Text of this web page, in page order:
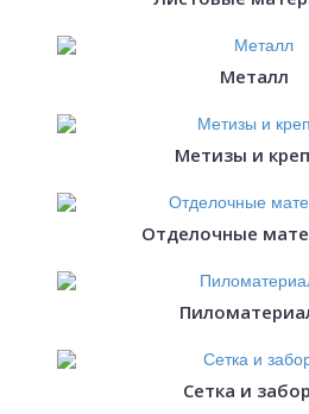
Металл
Метизы и
Отделочные
Сетка и